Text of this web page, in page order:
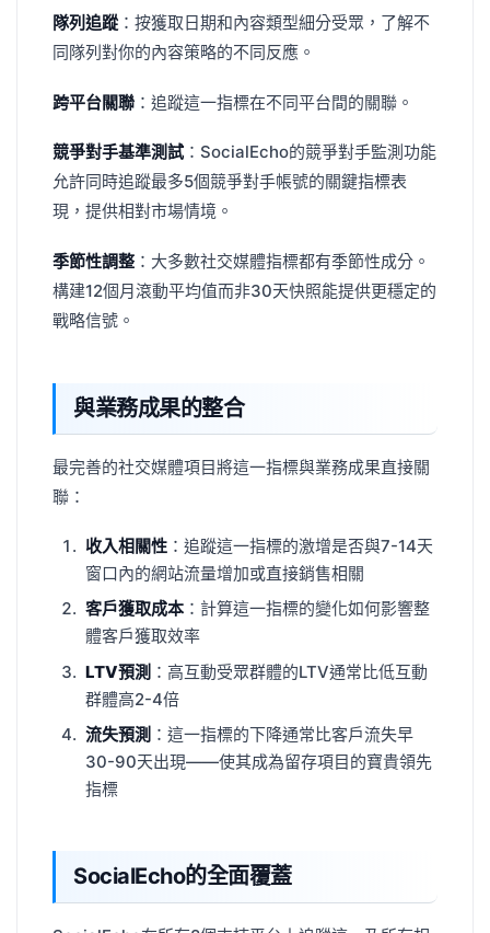
隊列追蹤 ：按獲取日期和內容類型細分受眾，了解不
同隊列對你的內容策略的不同反應。
跨平台關聯 ：追蹤這一指標在不同平台間的關聯。
競爭對手基準測試 ：SocialEcho的競爭對手監測功能
允許同時追蹤最多5個競爭對手帳號的關鍵指標表
現，提供相對市場情境。
季節性調整 ：大多數社交媒體指標都有季節性成分。
構建12個月滾動平均值而非30天快照能提供更穩定的
戰略信號。
與業務成果的整合
最完善的社交媒體項目將這一指標與業務成果直接關
聯：
收入相關性 ：追蹤這一指標的激增是否與7-14天
窗口內的網站流量增加或直接銷售相關
客戶獲取成本 ：計算這一指標的變化如何影響整
體客戶獲取效率
LTV預測 ：高互動受眾群體的LTV通常比低互動
群體高2-4倍
流失預測 ：這一指標的下降通常比客戶流失早
30-90天出現——使其成為留存項目的寶貴領先
指標
SocialEcho的全面覆蓋